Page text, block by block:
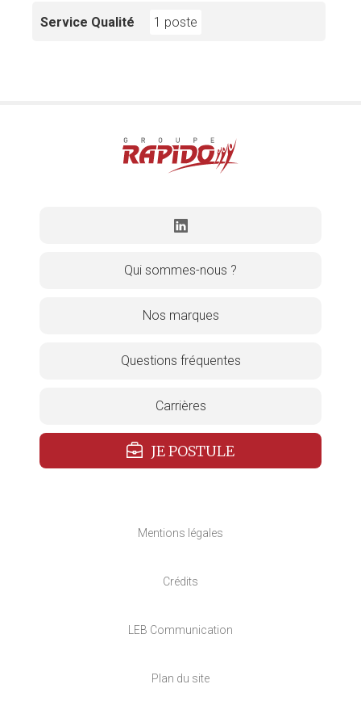
Service Qualité 1 poste
Qui sommes-nous ?
Nos marques
Questions fréquentes
Carrières
JE POSTULE
Mentions légales
Crédits
LEB Communication
Plan du site